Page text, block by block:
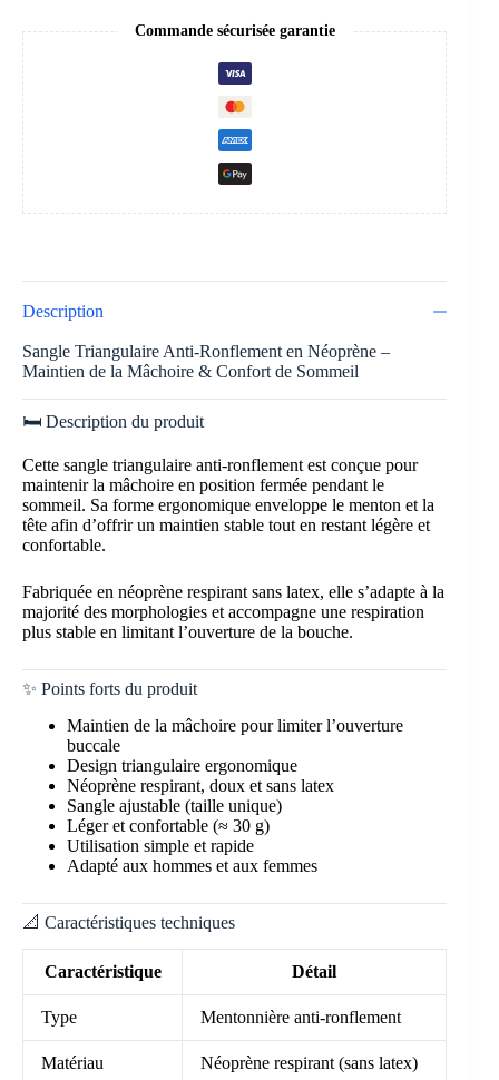
Commande sécurisée garantie
Description
Sangle Triangulaire Anti-Ronflement en Néoprène –
Maintien de la Mâchoire & Confort de Sommeil
🛏️ Description du produit
Cette sangle triangulaire anti-ronflement est conçue pour
maintenir la mâchoire en position fermée pendant le
sommeil. Sa forme ergonomique enveloppe le menton et la
tête afin d’offrir un maintien stable tout en restant légère et
confortable.
Fabriquée en néoprène respirant sans latex, elle s’adapte à la
majorité des morphologies et accompagne une respiration
plus stable en limitant l’ouverture de la bouche.
✨ Points forts du produit
Maintien de la mâchoire pour limiter l’ouverture
buccale
Design triangulaire ergonomique
Néoprène respirant, doux et sans latex
Sangle ajustable (taille unique)
Léger et confortable (≈ 30 g)
Utilisation simple et rapide
Adapté aux hommes et aux femmes
📐 Caractéristiques techniques
Caractéristique Détail
Type Mentonnière anti-ronflement
Matériau Néoprène respirant (sans latex)